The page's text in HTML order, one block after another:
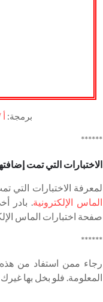
برمجة:
******
الاختبارات التي تمت
لمعرفة الاختبارات التي
الماس الإلكترونية. بادر
صفحة اختبارات الماس
******
رجاء ممن استفاد من هذه
المعلومة. فلو بخل بها